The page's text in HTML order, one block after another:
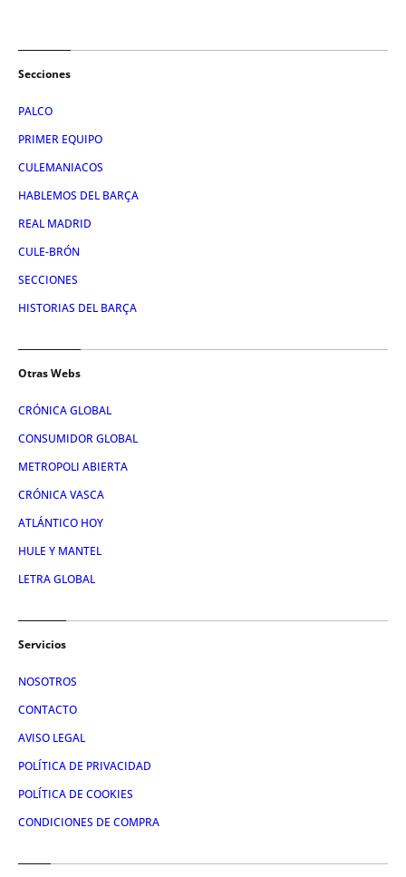
Secciones
PALCO
PRIMER EQUIPO
CULEMANIACOS
HABLEMOS DEL BARÇA
REAL MADRID
CULE-BRÓN
SECCIONES
HISTORIAS DEL BARÇA
Otras Webs
CRÓNICA GLOBAL
CONSUMIDOR GLOBAL
METROPOLI ABIERTA
CRÓNICA VASCA
ATLÁNTICO HOY
HULE Y MANTEL
LETRA GLOBAL
Servicios
NOSOTROS
CONTACTO
AVISO LEGAL
POLÍTICA DE PRIVACIDAD
POLÍTICA DE COOKIES
CONDICIONES DE COMPRA